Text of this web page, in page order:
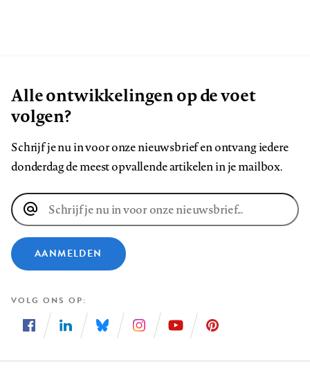
Alle ontwikkelingen op de voet
volgen?
Schrijf je nu in voor onze nieuwsbrief en ontvang iedere
donderdag de meest opvallende artikelen in je mailbox.
E-
mailadres
AANMELDEN
VOLG ONS OP
ons
ons
ons
ons
ons
ons